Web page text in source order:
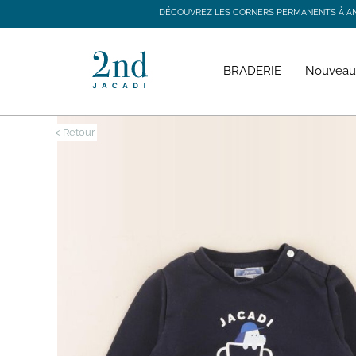
DÉCOUVREZ LES CORNERS PERMANENTS À
BRADERIE
< Retour